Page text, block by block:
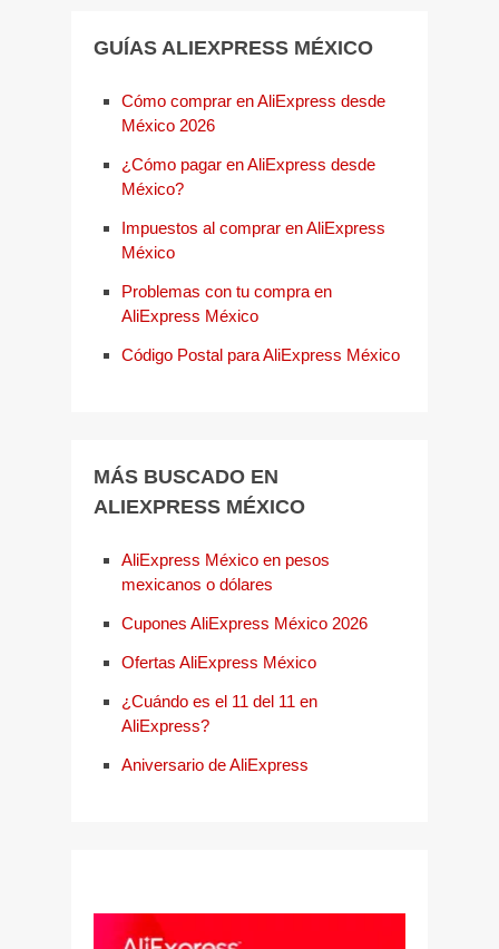
GUÍAS ALIEXPRESS MÉXICO
Cómo comprar en AliExpress desde
México 2026
¿Cómo pagar en AliExpress desde
México?
Impuestos al comprar en AliExpress
México
Problemas con tu compra en
AliExpress México
Código Postal para AliExpress México
MÁS BUSCADO EN
ALIEXPRESS MÉXICO
AliExpress México en pesos
mexicanos o dólares
Cupones AliExpress México 2026
Ofertas AliExpress México
¿Cuándo es el 11 del 11 en
AliExpress?
Aniversario de AliExpress